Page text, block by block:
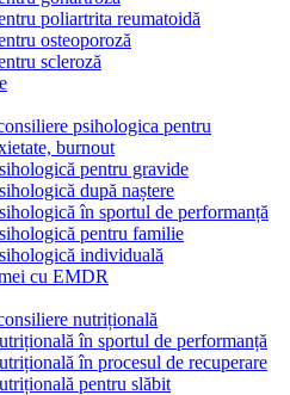
poliartrita reumatoidă
osteoporoză
scleroză
psihologica pentru
burnout
pentru gravide
după naștere
în sportul de performanță
pentru familie
individuală
cu EMDR
nutrițională
în sportul de performanță
în procesul de recuperare
pentru slăbit